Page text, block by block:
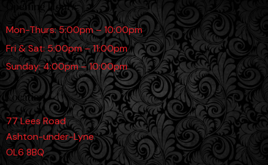
Opening Hours
Mon-Thurs: 5:00pm – 10:00pm
Fri & Sat: 5:00pm – 11:00pm
Sunday: 4:00pm – 10:00pm
Location
77 Lees Road
Ashton-under-Lyne
OL6 8BQ